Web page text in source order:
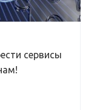
сервисы